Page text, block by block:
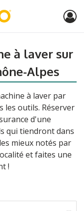
à laver sur
Alpes
à laver par
les outils. Réserver
d'une
qui tiendront dans
mieux notés par
et faites une
!